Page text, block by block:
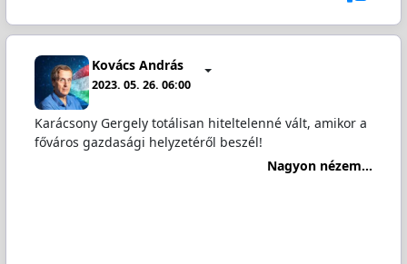
Kovács András
2023. 05. 26. 06:00
Karácsony Gergely totálisan hiteltelenné vált, amikor a
főváros gazdasági helyzetéről beszél!
Nagyon nézem...